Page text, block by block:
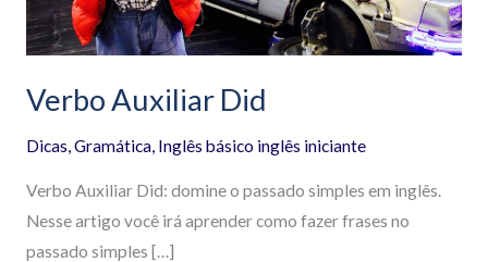
Verbo Auxiliar Did
Dicas,Gramática, Inglês básico inglês iniciante
Verbo Auxiliar Did: domine o passado simples em inglês.
Nesse artigo você irá aprender como fazer frases no
passado simples […]